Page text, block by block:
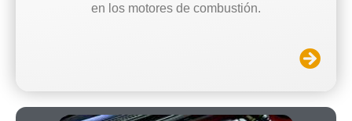
en los motores de combustión.